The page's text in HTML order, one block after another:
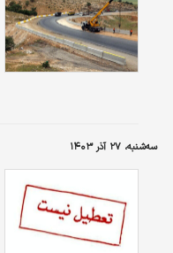
سه‌شنبه، ۲۷ آذر ۱۴۰۳